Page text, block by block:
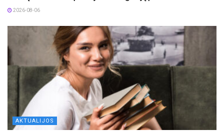
2026-08-06
AKTUALIJOS